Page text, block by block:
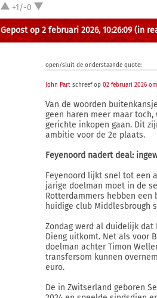
+1/-0
Gepost op 2 februari 2026, 10:26:09 (in
open/sluit de onderstaande quote:
John Part schreef op02 februari 2026 om
Van de woorden
geen haren meer maar
gerichte inkopen gaan. Dit
ambitie voor de 2e plaats.
Feyenoord nadert deal:
Feyenoord lijkt snel tot een
jarige doelman moet in de
Rotterdammers hebben een
huidige club Middlesbrough
Zondag werd al duidelijk dat
Dieng uitkomt. Net als voor
doelman achter Timon
transfersom kunnen
euro.
De in Zwitserland geboren